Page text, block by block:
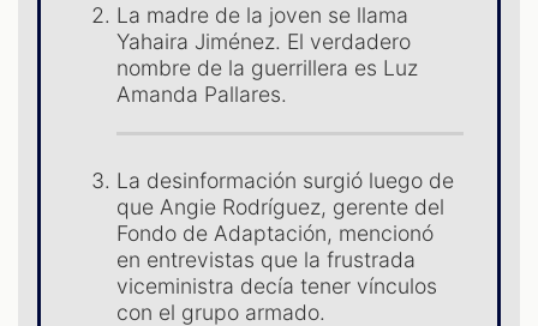
La madre de la joven se llama
Yahaira Jiménez. El verdadero
nombre de la guerrillera es Luz
Amanda Pallares.
La desinformación surgió luego de
que Angie Rodríguez, gerente del
Fondo de Adaptación, mencionó
en entrevistas que la frustrada
viceministra decía tener vínculos
con el grupo armado.